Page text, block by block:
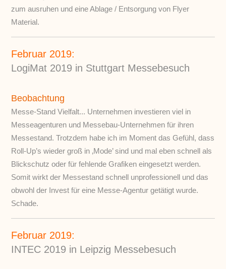
zum ausruhen und eine Ablage / Entsorgung von Flyer
Material.
Februar 2019:
LogiMat 2019 in Stuttgart Messebesuch
Beobachtung
Messe-Stand Vielfalt... Unternehmen investieren viel in
Messeagenturen und Messebau-Unternehmen für ihren
Messestand. Trotzdem habe ich im Moment das Gefühl, dass
Roll-Up’s wieder groß in ‚Mode’ sind und mal eben schnell als
Blickschutz oder für fehlende Grafiken eingesetzt werden.
Somit wirkt der Messestand schnell unprofessionell und das
obwohl der Invest für eine Messe-Agentur getätigt wurde.
Schade.
Februar 2019:
INTEC 2019 in Leipzig Messebesuch